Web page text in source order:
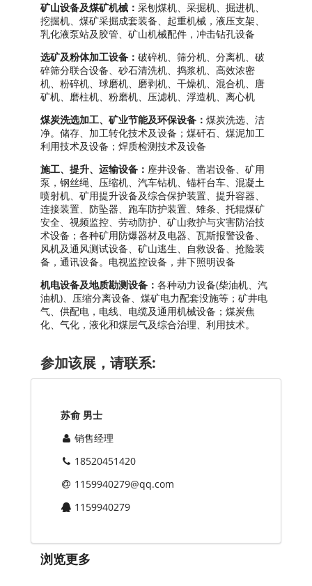
矿山设备及煤矿机械： 采刨煤机、采掘机、掘进机、
挖掘机、煤矿采掘成套装备、起重机械，液压支架、
乳化液泵站及胶管、矿山机械配件，冲击钻孔设备
选矿及粉体加工设备： 破碎机、筛分机、分离机、破
碎筛分联合设备、砂石清洗机、捣浆机、高效浓密
机、粉碎机、球磨机、磨剥机、干燥机、混合机、唐
矿机、磨柱机、粉磨机、压滤机、浮造机、离心机
煤炭洗选加工、矿业节能及环保设备： 煤炭洗选、洁
净。储存、加工转化技术及设备；煤矸石、煤泥加工
利用技术及设备；焊质检测技术及设备
施工、提升、运输设备： 座井设备、凿岩设备、矿用
泵，钢丝绳、压缩机、汽车钻机、锚杆台车、混凝土
喷射机、矿用提升设备及综合保护装置、提升容器、
连接装置、防坠器、跑车防护装置、雉条、托辊煤矿
安全、视频监控、劳动防护、矿山救护与灾害防治技
术设备；各种矿用防爆器材及电器、瓦斯报警设备、
风机及通风测试设备、矿山逃生、自救设备、抢险装
备，通讯设备。电视监控设备，井下照明设备
机电设备及地质勘测设备： 各种动力设备(柴油机、汽
油机)、压缩分离设备、煤矿电力配套没施等；矿井电
气、供配电，电线、电缆及通用机械设备；煤炭焦
化、气化，液化和煤层气及综合治理、利用技术。
参加该展，请联系:
苏俞 男士
销售经理
18520451420
1159940279@qq.com
1159940279
浏览更多